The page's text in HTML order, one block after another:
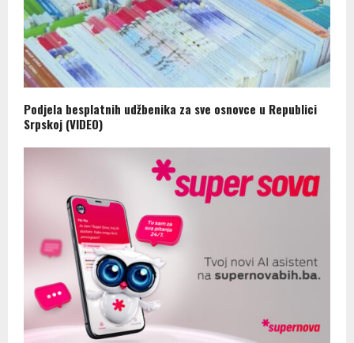
Podjela besplatnih udžbenika za sve osnovce u Republici
Srpskoj (VIDEO)